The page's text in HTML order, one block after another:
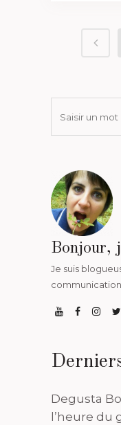
Bonjour,
Je suis
communication.
Degusta
l’heure du